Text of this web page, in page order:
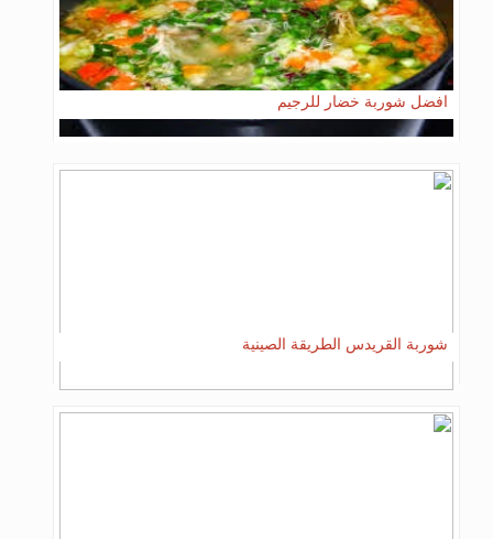
افضل شوربة خضار للرجيم
شوربة القريدس الطريقة الصينية